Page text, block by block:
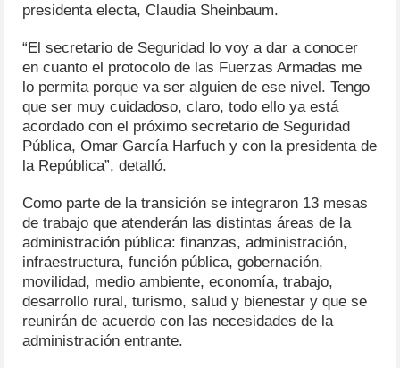
presidenta electa, Claudia Sheinbaum.
“El secretario de Seguridad lo voy a dar a conocer
en cuanto el protocolo de las Fuerzas Armadas me
lo permita porque va ser alguien de ese nivel. Tengo
que ser muy cuidadoso, claro, todo ello ya está
acordado con el próximo secretario de Seguridad
Pública, Omar García Harfuch y con la presidenta de
la República”, detalló.
Como parte de la transición se integraron 13 mesas
de trabajo que atenderán las distintas áreas de la
administración pública: finanzas, administración,
infraestructura, función pública, gobernación,
movilidad, medio ambiente, economía, trabajo,
desarrollo rural, turismo, salud y bienestar y que se
reunirán de acuerdo con las necesidades de la
administración entrante.